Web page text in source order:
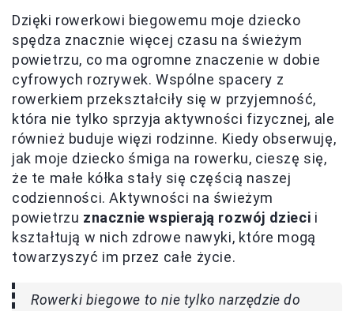
Dzięki rowerkowi biegowemu moje dziecko
spędza znacznie więcej czasu na świeżym
powietrzu, co ma ogromne znaczenie w dobie
cyfrowych rozrywek. Wspólne spacery z
rowerkiem przekształciły się w przyjemność,
która nie tylko sprzyja aktywności fizycznej, ale
również buduje więzi rodzinne. Kiedy obserwuję,
jak moje dziecko śmiga na rowerku, cieszę się,
że te małe kółka stały się częścią naszej
codzienności. Aktywności na świeżym
powietrzu znacznie wspierają rozwój dzieci i
kształtują w nich zdrowe nawyki, które mogą
towarzyszyć im przez całe życie.
Rowerki biegowe to nie tylko narzędzie do